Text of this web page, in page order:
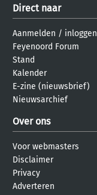
Direct naar
Aanmelden / inloggen
Feyenoord Forum
Stand
Kalender
E-zine (nieuwsbrief)
Nieuwsarchief
Over ons
Voor webmasters
Disclaimer
Privacy
Adverteren